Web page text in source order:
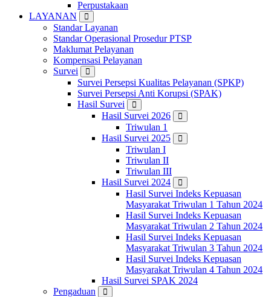
Perpustakaan
LAYANAN
Standar Layanan
Standar Operasional Prosedur PTSP
Maklumat Pelayanan
Kompensasi Pelayanan
Survei
Survei Persepsi Kualitas Pelayanan (SPKP)
Survei Persepsi Anti Korupsi (SPAK)
Hasil Survei
Hasil Survei 2026
Triwulan 1
Hasil Survei 2025
Triwulan I
Triwulan II
Triwulan III
Hasil Survei 2024
Hasil Survei Indeks Kepuasan
Masyarakat Triwulan 1 Tahun 2024
Hasil Survei Indeks Kepuasan
Masyarakat Triwulan 2 Tahun 2024
Hasil Survei Indeks Kepuasan
Masyarakat Triwulan 3 Tahun 2024
Hasil Survei Indeks Kepuasan
Masyarakat Triwulan 4 Tahun 2024
Hasil Survei SPAK 2024
Pengaduan